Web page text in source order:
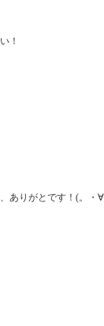
！
ありがとです！(。・